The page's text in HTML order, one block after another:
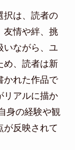
択は、読者の
友情や絆、挑
いながら、ユ
め、読者は新
かれた作品で
リアルに描か
身の経験や観
が反映されて